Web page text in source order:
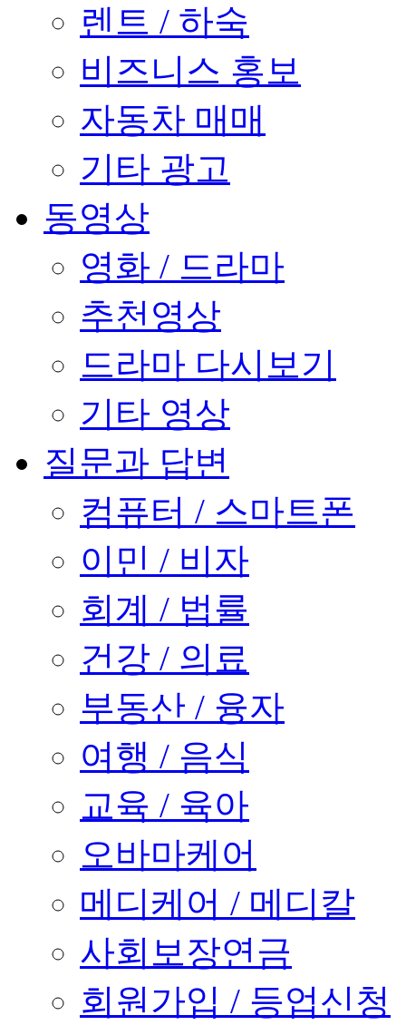
렌트 / 하숙
비즈니스 홍보
자동차 매매
기타 광고
동영상
영화 / 드라마
추천영상
드라마 다시보기
기타 영상
질문과 답변
컴퓨터 / 스마트폰
이민 / 비자
회계 / 법률
건강 / 의료
부동산 / 융자
여행 / 음식
교육 / 육아
오바마케어
메디케어 / 메디칼
사회보장연금
회원가입 / 등업신청